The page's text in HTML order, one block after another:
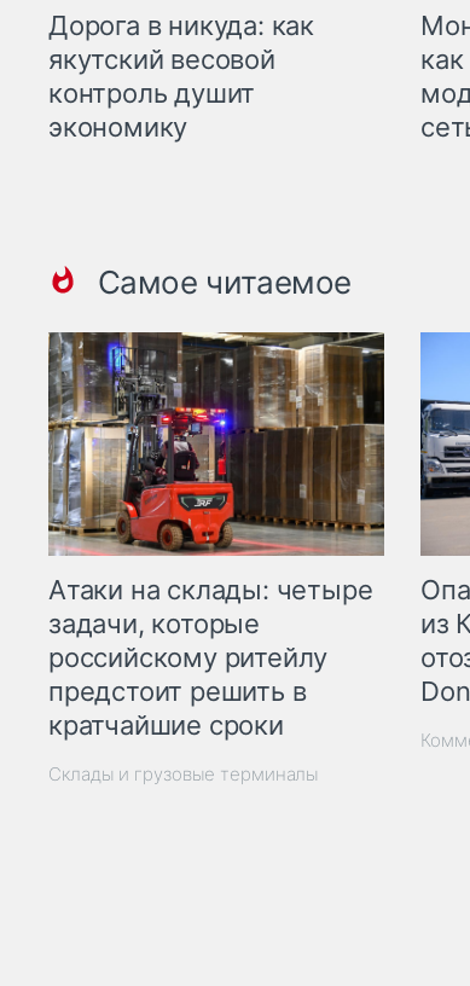
Дорога в никуда: как
якутский весовой
контроль душит
экономику
Самое читаемое
Атаки на склады: четыре
задачи, которые
российскому ритейлу
предстоит решить в
кратчайшие сроки
Склады и грузовые терминалы
из